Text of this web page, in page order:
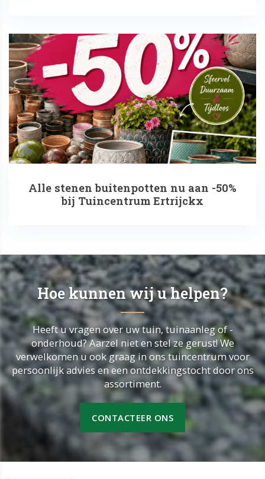
Alle stenen buitenpotten nu aan -50%
bij Tuincentrum Ertrijckx
Hoe kunnen wij u helpen?
Heeft u vragen over uw tuin, tuinaanleg of -
onderhoud? Aarzel niet en stel ze gerust! We
verwelkomen u ook graag in ons tuincentrum voor
persoonlijk advies en een ontdekkingstocht door ons
assortiment.
CONTACTEER ONS